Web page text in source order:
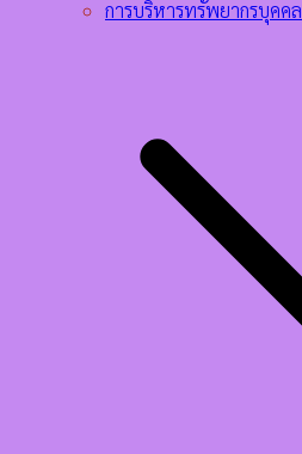
การบริหารทรัพยากรบุคคล